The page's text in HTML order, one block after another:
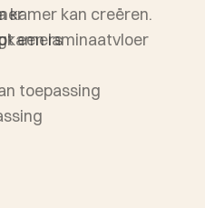
kamer kan creëren.
een laminaatvloer
toepassing